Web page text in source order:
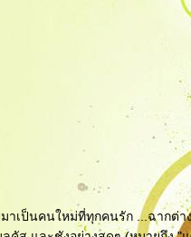
าเป็นคนใหม่ที่ทุกคนรัก ...ฉากต่า